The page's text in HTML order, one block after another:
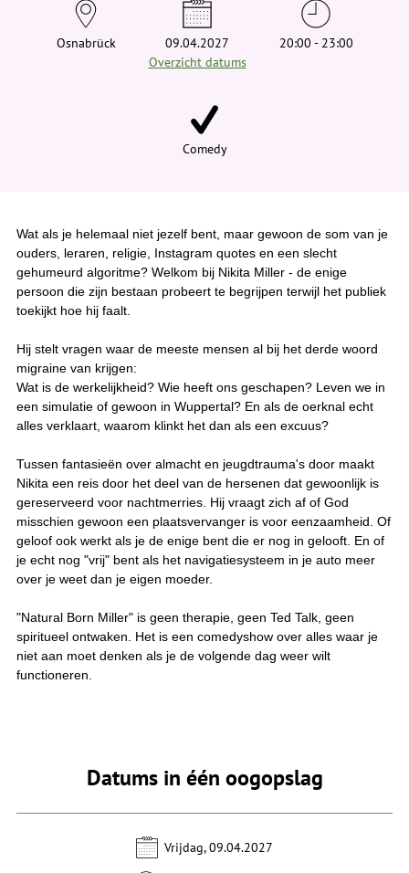
Osnabrück
09.04.2027
Overzicht datums
20:00 - 23:00
Comedy
Wat als je helemaal niet jezelf bent, maar gewoon de som van je
ouders, leraren, religie, Instagram quotes en een slecht
gehumeurd algoritme? Welkom bij Nikita Miller - de enige
persoon die zijn bestaan probeert te begrijpen terwijl het publiek
toekijkt hoe hij faalt.
Hij stelt vragen waar de meeste mensen al bij het derde woord
migraine van krijgen:
Wat is de werkelijkheid? Wie heeft ons geschapen? Leven we in
een simulatie of gewoon in Wuppertal? En als de oerknal echt
alles verklaart, waarom klinkt het dan als een excuus?
Tussen fantasieën over almacht en jeugdtrauma's door maakt
Nikita een reis door het deel van de hersenen dat gewoonlijk is
gereserveerd voor nachtmerries. Hij vraagt zich af of God
misschien gewoon een plaatsvervanger is voor eenzaamheid. Of
geloof ook werkt als je de enige bent die er nog in gelooft. En of
je echt nog "vrij" bent als het navigatiesysteem in je auto meer
over je weet dan je eigen moeder.
"Natural Born Miller" is geen therapie, geen Ted Talk, geen
spiritueel ontwaken. Het is een comedyshow over alles waar je
niet aan moet denken als je de volgende dag weer wilt
functioneren.
Datums in één oogopslag
Vrijdag, 09.04.2027